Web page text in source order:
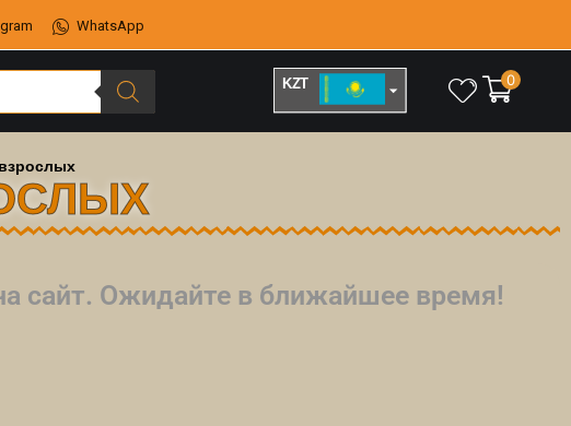
WhatsApp
KZT 0
сайт. Ожидайте в ближайшее время!